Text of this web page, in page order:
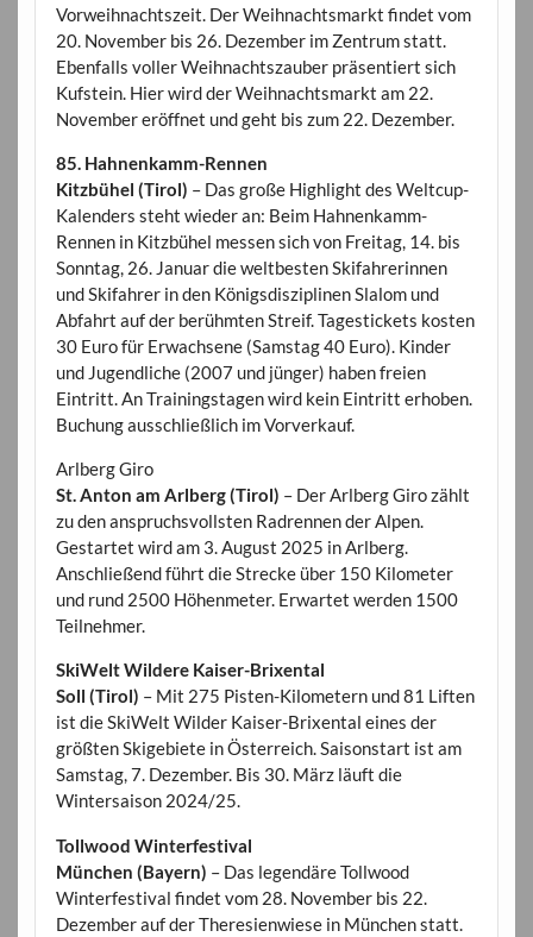
Vorweihnachtszeit. Der Weihnachtsmarkt findet vom
20. November bis 26. Dezember im Zentrum statt.
Ebenfalls voller Weihnachtszauber präsentiert sich
Kufstein. Hier wird der Weihnachtsmarkt am 22.
November eröffnet und geht bis zum 22. Dezember.
85. Hahnenkamm-Rennen
Kitzbühel (Tirol) – Das große Highlight des Weltcup-
Kalenders steht wieder an: Beim Hahnenkamm-
Rennen in Kitzbühel messen sich von Freitag, 14. bis
Sonntag, 26. Januar die weltbesten Skifahrerinnen
und Skifahrer in den Königsdisziplinen Slalom und
Abfahrt auf der berühmten Streif. Tagestickets kosten
30 Euro für Erwachsene (Samstag 40 Euro). Kinder
und Jugendliche (2007 und jünger) haben freien
Eintritt. An Trainingstagen wird kein Eintritt erhoben.
Buchung ausschließlich im Vorverkauf.
Arlberg Giro
St. Anton am Arlberg (Tirol) – Der Arlberg Giro zählt
zu den anspruchsvollsten Radrennen der Alpen.
Gestartet wird am 3. August 2025 in Arlberg.
Anschließend führt die Strecke über 150 Kilometer
und rund 2500 Höhenmeter. Erwartet werden 1500
Teilnehmer.
SkiWelt Wildere Kaiser-Brixental
Soll (Tirol) – Mit 275 Pisten-Kilometern und 81 Liften
ist die SkiWelt Wilder Kaiser-Brixental eines der
größten Skigebiete in Österreich. Saisonstart ist am
Samstag, 7. Dezember. Bis 30. März läuft die
Wintersaison 2024/25.
Tollwood Winterfestival
München (Bayern) – Das legendäre Tollwood
Winterfestival findet vom 28. November bis 22.
Dezember auf der Theresienwiese in München statt.